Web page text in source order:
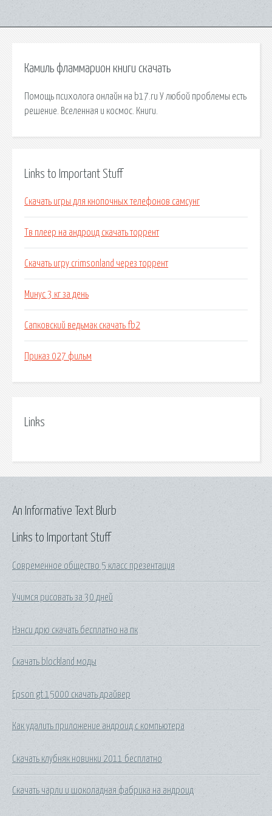
Камиль фламмарион книги скачать
Помощь психолога онлайн на b17.ru У любой проблемы есть
решение. Вселенная и космос. Книги.
Links to Important Stuff
Скачать игры для кнопочных телефонов самсунг
Тв плеер на андроид скачать торрент
Скачать игру crimsonland через торрент
Минус 3 кг за день
Сапковский ведьмак скачать fb2
Приказ 027 фильм
Links
Links to Important Stuff
Современное общество 5 класс презентация
Учимся рисовать за 30 дней
Нэнси дрю скачать бесплатно на пк
Скачать blockland моды
Epson gt 15000 скачать драйвер
Как удалить приложение андроид с компьютера
Скачать клубняк новинки 2011 бесплатно
Скачать чарли и шоколадная фабрика на андроид
An Informative Text Blurb